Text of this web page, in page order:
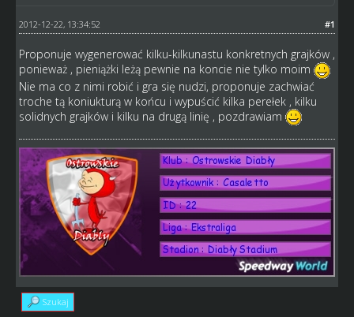
#1
2012-12-22, 13:34:52
Proponuje wygenerować kilku-kilkunastu konkretnych grajków ,
ponieważ , pieniążki leżą pewnie na koncie nie tylko moim
Nie ma co z nimi robić i gra się nudzi, proponuje zachwiać
troche tą koniukturą w końcu i wypuścić kilka perełek , kilku
solidnych grajków i kilku na drugą linię , pozdrawiam
Szukaj